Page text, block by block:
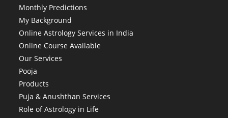
Monthly Predictions
My Background
Online Astrology Services in India
Online Course Available
Our Services
Pooja
Products
Puja & Anushthan Services
Role of Astrology in Life